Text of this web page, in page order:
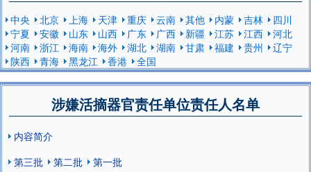
中央 北京 上海 天津 重庆 云南 其他 内蒙 吉林
四川
宁夏
安徽 山东 山西 广东 广西 新疆 江苏 江西
河北
河南
浙江 海南 海外 湖北 湖南 甘肃 福建 贵州
辽宁
陕西
青海 黑龙江 香港 全国
涉嫌活摘器官责任单位责任人名单
内容简介
第三批
第二批 第一批